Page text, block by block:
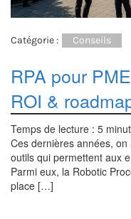
Catégorie : Conseils
RPA pour
ROI &
Temps de lecture : 5
Ces dernières années,
outils qui permettent aux
Parmi eux, la Robotic
place […]